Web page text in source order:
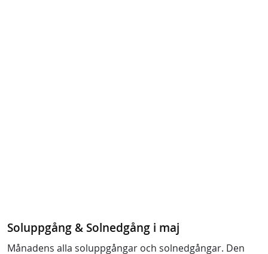
Soluppgång & Solnedgång i maj
Månadens alla soluppgångar och solnedgångar. Den